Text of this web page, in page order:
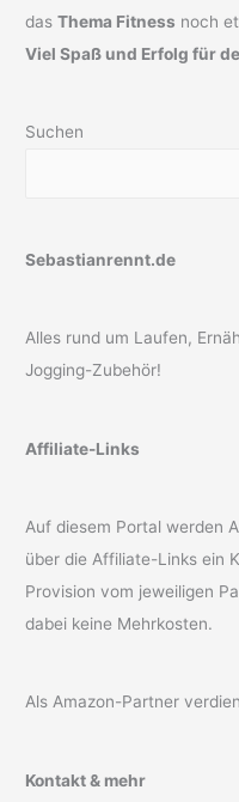
dasThema Fitness noch
Viel Spaß und Erfolg für
Suchen
Sebastianrennt.de
Alles rund um Laufen,
Jogging-Zubehör!
Affiliate-Links
Auf diesem Portal werden
über die Affiliate-Links ein
Provision vom jeweiligen
dabei keine Mehrkosten.
Als Amazon-Partner
Kontakt & mehr